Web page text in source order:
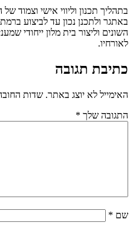
בתהליך תכנון וליווי אישי וצמוד
באתגר ולתכנן נכון עד לביצוע
השונים וליצור בית מלון ייחודי
לאורחיו.
כתיבת תגובה
האימייל לא יוצג באתר. שדות
התגובה שלך *
שם *